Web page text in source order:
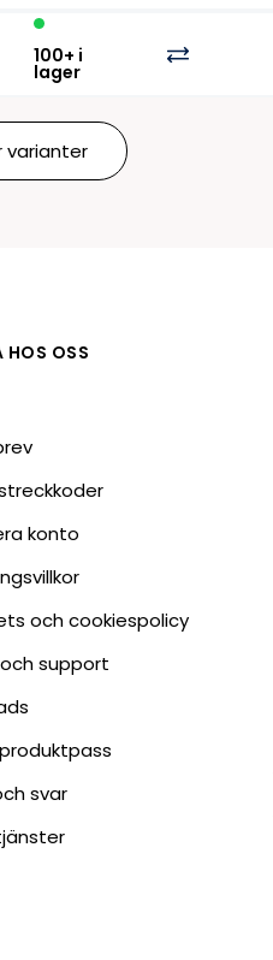
100+ i
lager
varianter
HOS OSS
konto
och cookiespolicy
support
svar